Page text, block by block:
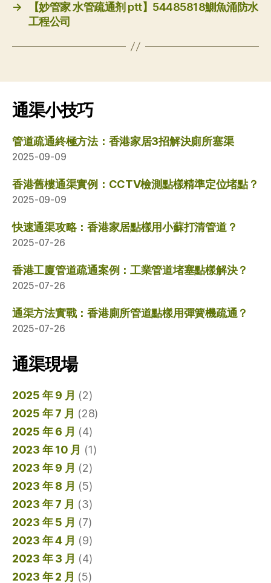
→
【妙管家 水管疏通剂 ptt】54485818鰂魚涌防水
工程公司
通渠小技巧
管道疏通終極方法：香港家居3招解決廁所塞渠
2025-09-09
香港舊樓通渠實例：CCTV檢測點樣精準定位堵點？
2025-09-09
快速通渠攻略：香港家居點樣用小蘇打清管道？
2025-07-26
香港工廈管道疏通案例：工業管道堵塞點樣解決？
2025-07-26
通渠方法實戰：香港廁所管道點樣用彈簧機疏通？
2025-07-26
通渠現場
2025 年 9 月 (2)
2025 年 7 月 (28)
2025 年 6 月 (4)
2023 年 10 月 (1)
2023 年 9 月 (2)
2023 年 8 月 (5)
2023 年 7 月 (3)
2023 年 5 月 (7)
2023 年 4 月 (9)
2023 年 3 月 (4)
2023 年 2 月 (5)